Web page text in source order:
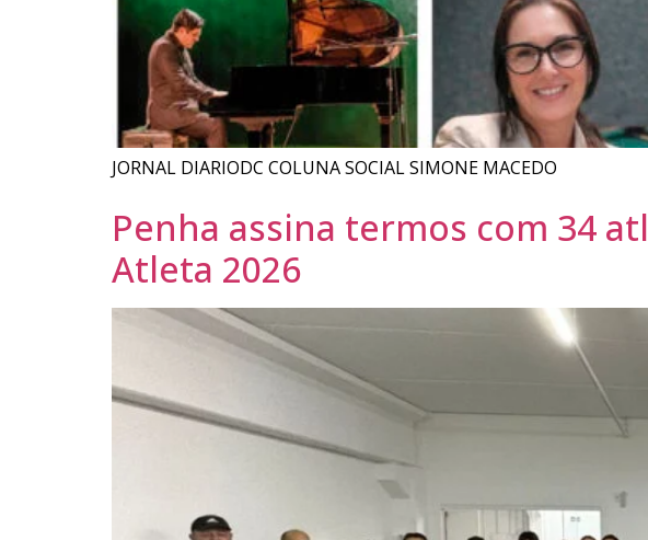
JORNAL DIARIODC COLUNA SOCIAL SIMONE MACEDO
Penha assina termos com 34
Atleta 2026